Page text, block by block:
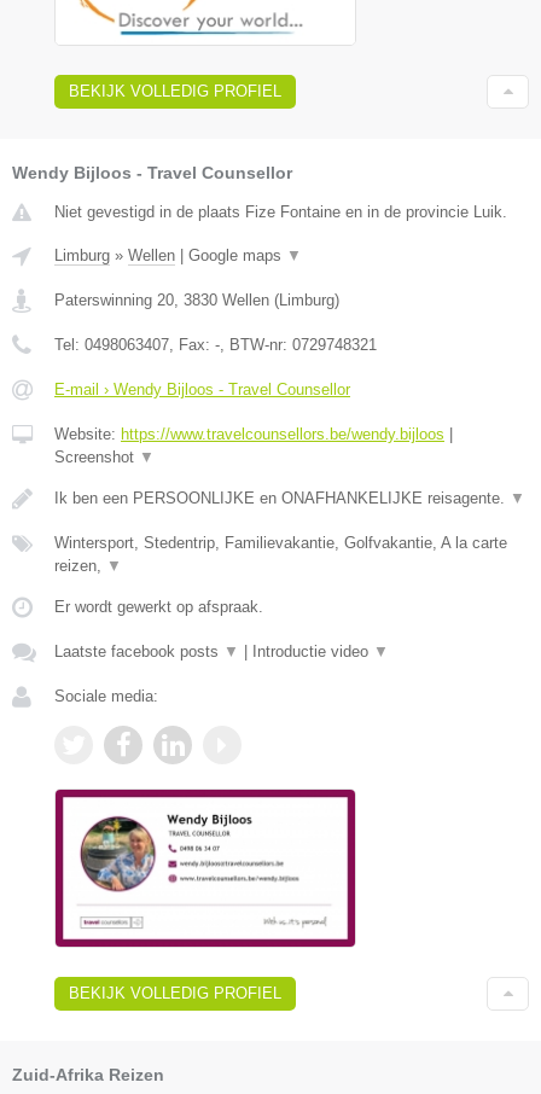
BEKIJK VOLLEDIG PROFIEL
Wendy Bijloos - Travel Counsellor
Niet gevestigd in de plaats Fize Fontaine en in de provincie Luik.
Limburg » Wellen Google maps ▼
Paterswinning 20 3830 Wellen ( Limburg)
Tel: 0498063407 , Fax: - , BTW-nr: 0729748321
E-mail › Wendy Bijloos - Travel Counsellor
Website: https://www.travelcounsellors.be/wendy.bijloos
Screenshot ▼
Ik ben een PERSOONLIJKE en ONAFHANKELIJKE reisagente. ▼
Wintersport, Stedentrip, Familievakantie, Golfvakantie, A la carte
reizen,
▼
Er wordt gewerkt op afspraak.
Laatste facebook posts ▼ Introductie video ▼
Sociale media:
BEKIJK VOLLEDIG PROFIEL
Zuid-Afrika Reizen